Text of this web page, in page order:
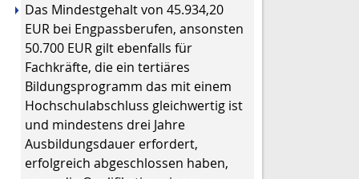
Das Mindestgehalt von 45.934,20
EUR bei Engpassberufen, ansonsten
50.700 EUR gilt ebenfalls für
Fachkräfte, die ein tertiäres
Bildungsprogramm das mit einem
Hochschulabschluss gleichwertig ist
und mindestens drei Jahre
Ausbildungsdauer erfordert,
erfolgreich abgeschlossen haben,